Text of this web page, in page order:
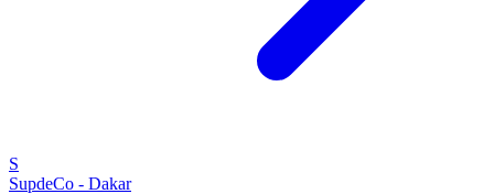
S
SupdeCo - Dakar